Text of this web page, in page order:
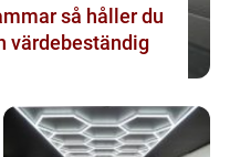
du
värdebeständig